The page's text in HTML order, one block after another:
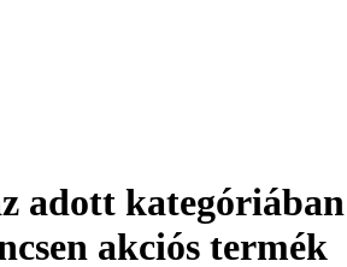
adott kategóriában
akciós termék